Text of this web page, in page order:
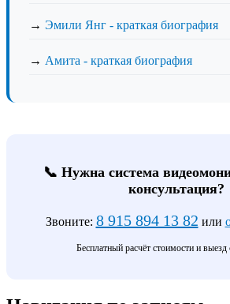
→ Эмили Янг - краткая биография
→ Амита - краткая биография
📞 Нужна система
консультация?
Звоните: 8 915 894 13 82 или
Бесплатный расчёт стоимости и выезд